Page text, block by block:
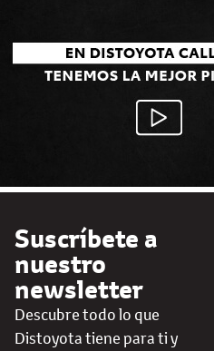
Suscríbete a
nuestro
newsletter
Descubre todo lo que
Distoyota tiene para ti y